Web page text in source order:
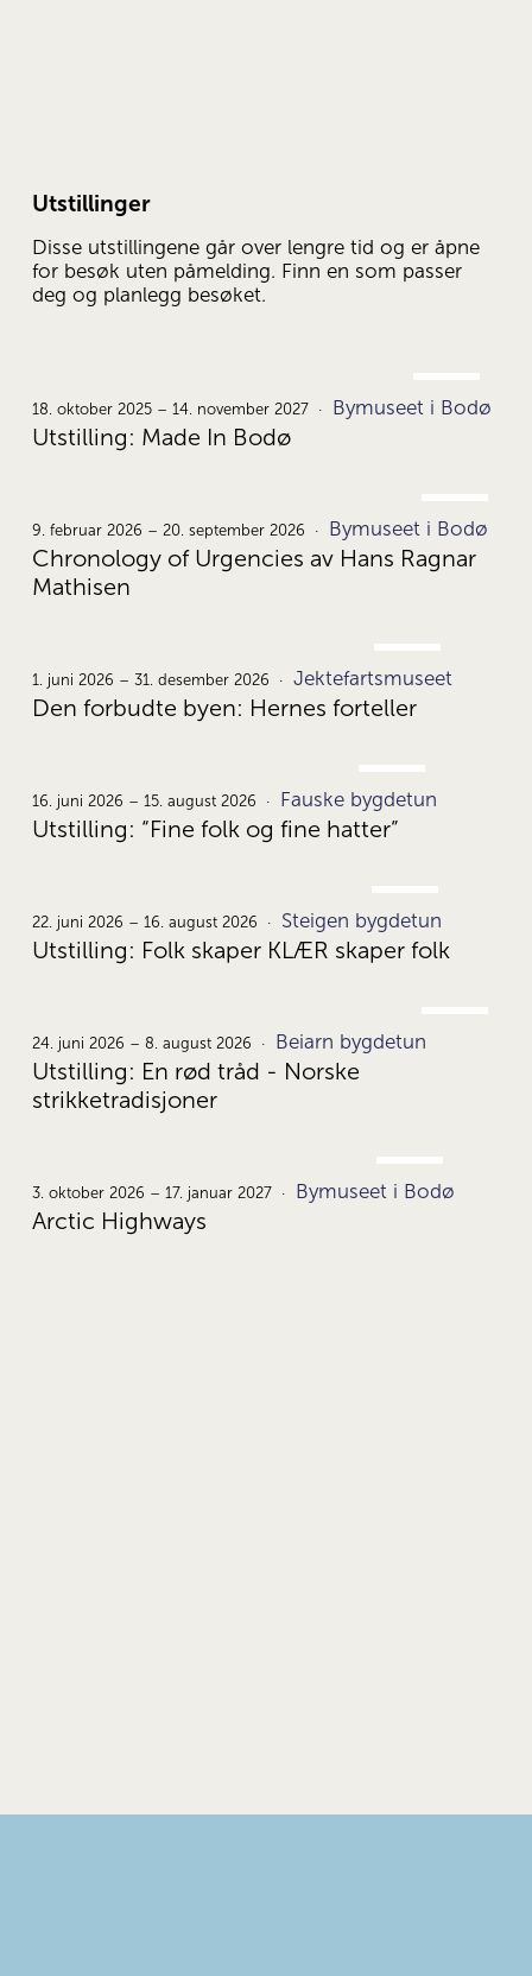
Utstillinger
Disse utstillingene går over lengre tid og er åpne
for besøk uten påmelding. Finn en som passer
deg og planlegg besøket.
18.
18. oktober 2025 – 14. november 2027 Bymuseet i Bodø
Utstilling: Made In Bodø
9.
9. februar 2026 – 20. september 2026 Bymuseet i Bodø
Chronology of Urgencies av Hans Ragnar
Mathisen
1.
1. juni 2026 – 31. desember 2026 Jektefartsmuseet
Den forbudte byen: Hernes forteller
16.
16. juni 2026 – 15. august 2026 Fauske bygdetun
Utstilling: “Fine folk og fine hatter”
22.
22. juni 2026 – 16. august 2026 Steigen bygdetun
Utstilling: Folk skaper KLÆR skaper folk
24. juni 2026 – 8. august 2026 Beiarn bygdetun
Utstilling: En rød tråd - Norske
strikketradisjoner
3.
3. oktober 2026 – 17. januar 2027 Bymuseet i Bodø
Arctic Highways